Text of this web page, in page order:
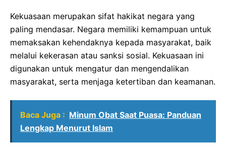
Kekuasaan merupakan sifat hakikat negara yang
paling mendasar. Negara memiliki kemampuan untuk
memaksakan kehendaknya kepada masyarakat, baik
melalui kekerasan atau sanksi sosial. Kekuasaan ini
digunakan untuk mengatur dan mengendalikan
masyarakat, serta menjaga ketertiban dan keamanan.
Baca Juga : Minum Obat Saat Puasa: Panduan
Lengkap Menurut Islam